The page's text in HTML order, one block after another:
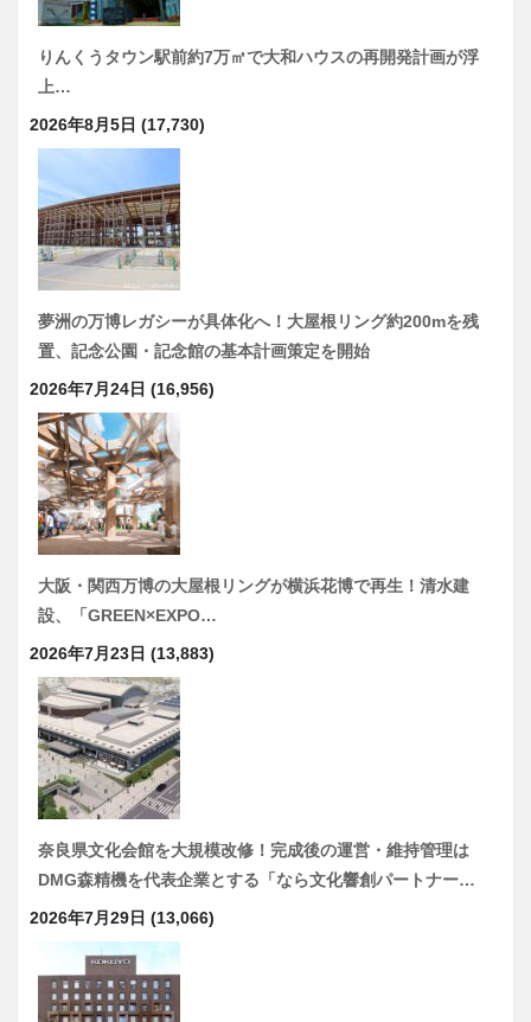
りんくうタウン駅前約7万㎡で大和ハウスの再開発計画が浮
上…
2026年8月5日 (17,730)
夢洲の万博レガシーが具体化へ！大屋根リング約200mを残
置、記念公園・記念館の基本計画策定を開始
2026年7月24日 (16,956)
大阪・関西万博の大屋根リングが横浜花博で再生！清水建
設、「GREEN×EXPO…
2026年7月23日 (13,883)
奈良県文化会館を大規模改修！完成後の運営・維持管理は
DMG森精機を代表企業とする「なら文化響創パートナー…
2026年7月29日 (13,066)